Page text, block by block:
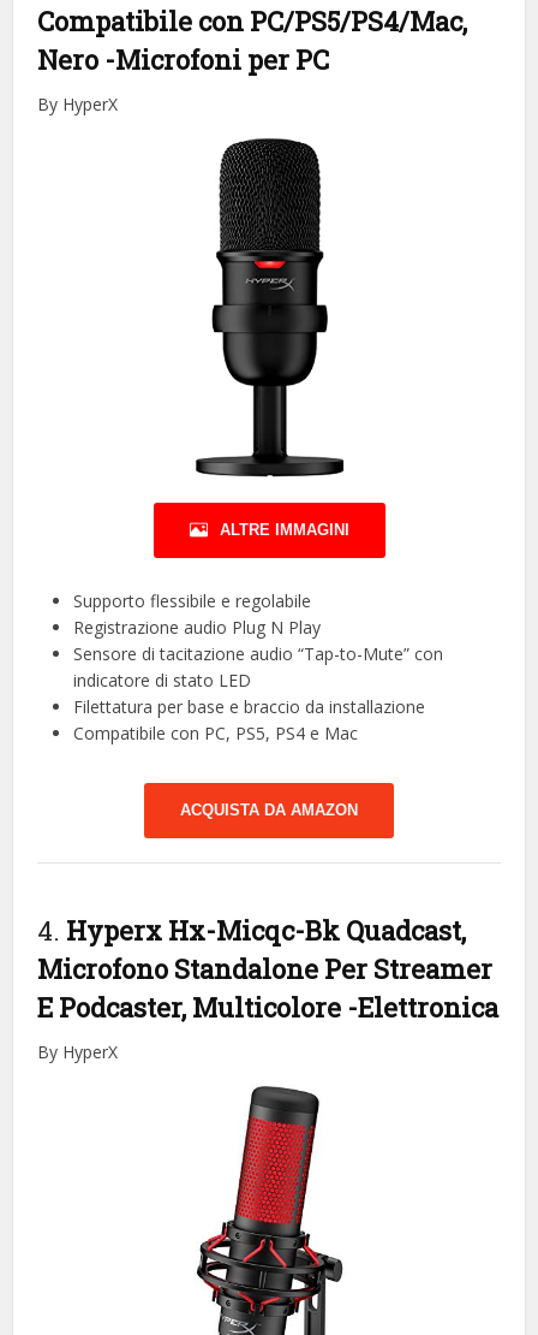
Compatibile con PC/PS5/PS4/Mac,
Nero -Microfoni per PC
By HyperX
ALTRE IMMAGINI
Supporto flessibile e regolabile
Registrazione audio Plug N Play
Sensore di tacitazione audio “Tap-to-Mute” con
indicatore di stato LED
Filettatura per base e braccio da installazione
Compatibile con PC, PS5, PS4 e Mac
ACQUISTA DA AMAZON
4. Hyperx Hx-Micqc-Bk Quadcast,
Microfono Standalone Per Streamer
E Podcaster, Multicolore -Elettronica
By HyperX